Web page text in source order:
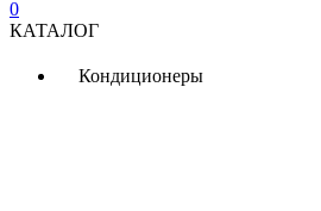
0
КАТАЛОГ
Кондиционеры